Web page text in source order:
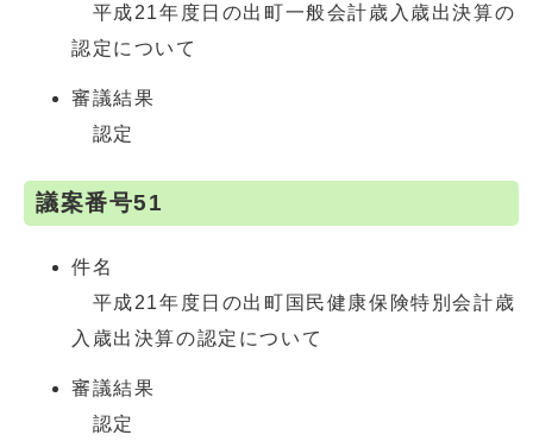
平成21年度日の出町一般会計歳入歳出決算の
認定について
審議結果
認定
議案番号51
件名
平成21年度日の出町国民健康保険特別会計歳
入歳出決算の認定について
審議結果
認定